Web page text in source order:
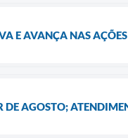
E AVANÇA NAS
AGOSTO;